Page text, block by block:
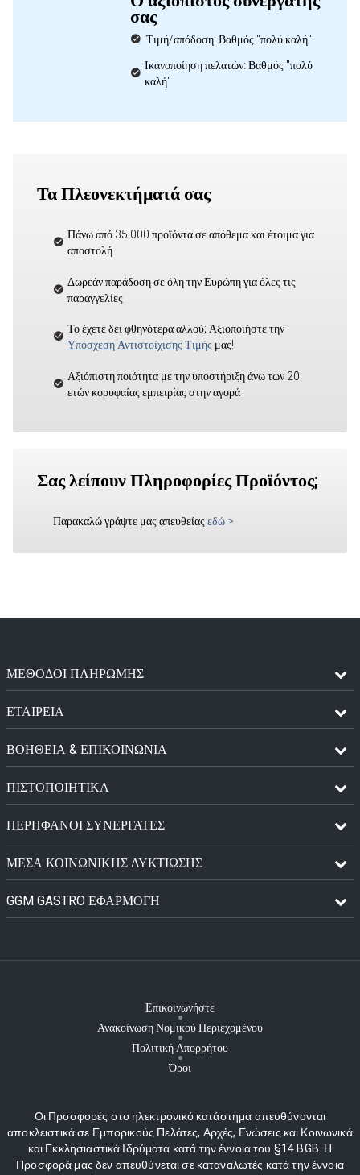
σας
Τιμή/απόδοση: Βαθμός "πολύ καλή"
Ικανοποίηση πελατών: Βαθμός "πολύ
καλή"
Τα Πλεονεκτήματά σας
Πάνω από 35.000 προϊόντα σε απόθεμα και έτοιμα για
αποστολή
Δωρεάν παράδοση σε όλη την Ευρώπη για όλες τις
παραγγελίες
Το έχετε δει φθηνότερα αλλού; Αξιοποιήστε την
Υπόσχεση Αντιστοίχισης Τιμής μας!
Αξιόπιστη ποιότητα με την υποστήριξη άνω των 20
ετών κορυφαίας εμπειρίας στην αγορά
Σας λείπουν Πληροφορίες Προϊόντος;
Παρακαλώ γράψτε μας απευθείας εδώ >
ΜΈΘΟΔΟΙ ΠΛΗΡΩΜΉΣ
ΕΤΑΙΡΕΙΑ
ΒΟΗΘΕΙΑ & ΕΠΙΚΟΙΝΩΝΙΑ
ΠΙΣΤΟΠΟΙΗΤΙΚΆ
ΠΕΡΉΦΑΝΟΙ ΣΥΝΕΡΓΆΤΕΣ
ΜΈΣΑ ΚΟΙΝΩΝΙΚΉΣ ΔΥΚΤΊΩΣΗΣ
GGM GASTRO ΕΦΑΡΜΟΓΉ
Επικοινωνήστε
Ανακοίνωση Νομικού Περιεχομένου
Πολιτική Απορρήτου
Όροι
Οι Προσφορές στο ηλεκτρονικό κατάστημα απευθύνονται
αποκλειστικά σε Εμπορικούς Πελάτες, Αρχές, Ενώσεις και Κοινωνικά
και Εκκλησιαστικά Ιδρύματα κατά την έννοια του §14 BGB. Η
Προσφορά μας δεν απευθύνεται σε καταναλωτές κατά την έννοια